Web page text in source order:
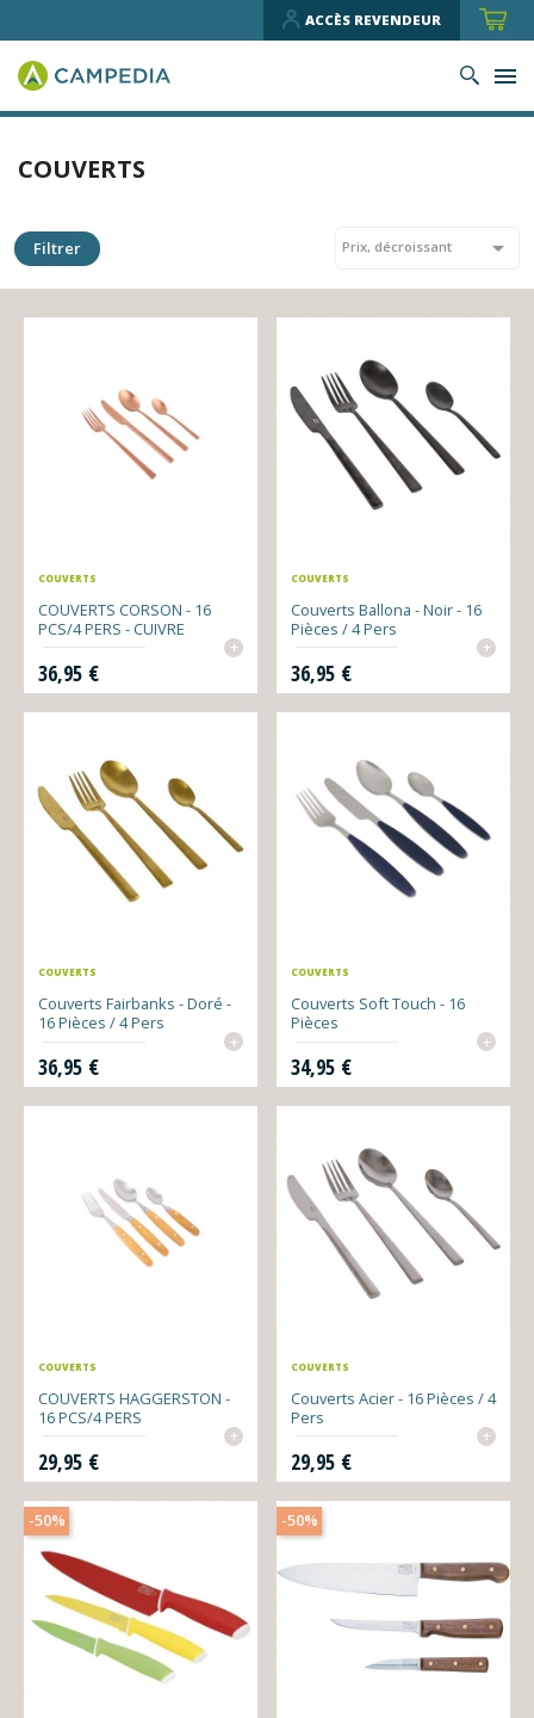
ACCÈS REVENDEUR
COUVERTS
Filtrer Prix, décroissant 
COUVERTS
COUVERTS CORSON - 16
PCS/4 PERS - CUIVRE
+
Prix
36,95 €
COUVERTS
Couverts Ballona - Noir - 16
Pièces / 4 Pers
+
Prix
36,95 €
COUVERTS
Couverts Fairbanks - Doré -
16 Pièces / 4 Pers
+
Prix
36,95 €
COUVERTS
Couverts Soft Touch - 16
Pièces
+
Prix
34,95 €
COUVERTS
COUVERTS HAGGERSTON -
16 PCS/4 PERS
+
Prix
29,95 €
COUVERTS
Couverts Acier - 16 Pièces / 4
Pers
+
Prix
29,95 €
-50% -50%